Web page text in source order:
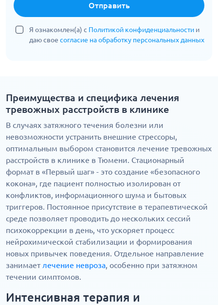
Отправить
Я ознакомлен(а) с Политикой конфиденциальности и
даю свое согласие на обработку персональных данных
Преимущества и специфика лечения
тревожных расстройств в клинике
В случаях затяжного течения болезни или
невозможности устранить внешние стрессоры,
оптимальным выбором становится лечение тревожных
расстройств в клинике в Тюмени. Стационарный
формат в «Первый шаг» - это создание «безопасного
кокона», где пациент полностью изолирован от
конфликтов, информационного шума и бытовых
триггеров. Постоянное присутствие в терапевтической
среде позволяет проводить до нескольких сессий
психокоррекции в день, что ускоряет процесс
нейрохимической стабилизации и формирования
новых привычек поведения. Отдельное направление
занимает лечение невроза, особенно при затяжном
течении симптомов.
Интенсивная терапия и